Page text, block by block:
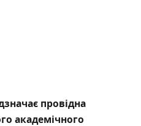
провідна
академічного